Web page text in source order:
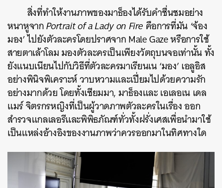
สิ่งที่ทำให้งานภาพของมาธ็องได้รับคำชื่นชมอย่าง
หนาหูจากPortrait of a Lady on Fire คือการที่มัน ‘จ้อง
มอง’ ไปยังตัวละครโดยปราศจาก Male Gaze หรือการใช้
สายตาเล้าโลม มองตัวละครเป็นเพียงวัตถุบนจอเท่านั้น ทั้ง
ยังแนบเนียนไปกับวิธีที่ตัวละครมาเรียนเน ‘มอง’ เอลูอิส
อย่างพินิจพิเคราะห์ วาบหวามและเปี่ยมไปด้วยความรัก
อย่างมากด้วย โดยทั้งเซียมมา, มาธ็องและ เอเลอเน เดล
แมร์ จิตรกรหญิงที่เป็นผู้วาดภาพตัวละครในเรื่อง ออก
สำรวจแกลเลอรีและพิพิธภัณฑ์ทั่วทั้งฝรั่งเศสเพื่อนำมาใช้
เป็นแหล่งอ้างอิงของงานภาพว่าควรออกมาในทิศทางใด